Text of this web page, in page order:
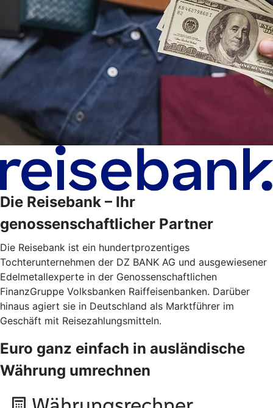
Die Reisebank – Ihr
genossenschaftlicher Partner
Die Reisebank ist ein hundertprozentiges
Tochterunternehmen der DZ BANK AG und ausgewiesener
Edelmetallexperte in der Genossenschaftlichen
FinanzGruppe Volksbanken Raiffeisenbanken. Darüber
hinaus agiert sie in Deutschland als Marktführer im
Geschäft mit Reisezahlungsmitteln.
Euro ganz einfach in ausländische
Währung umrechnen